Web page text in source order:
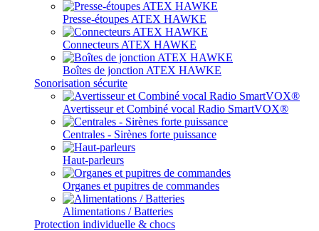
Presse-étoupes ATEX HAWKE
Connecteurs ATEX HAWKE
Boîtes de jonction ATEX HAWKE
Sonorisation sécurite
Avertisseur et Combiné vocal Radio SmartVOX®
Centrales - Sirènes forte puissance
Haut-parleurs
Organes et pupitres de commandes
Alimentations / Batteries
Protection individuelle & chocs